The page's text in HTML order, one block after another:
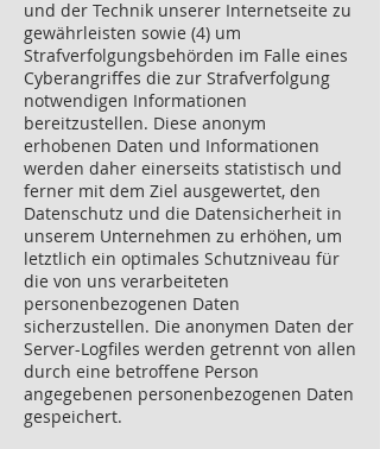
und der Technik unserer Internetseite zu
gewährleisten sowie (4) um
Strafverfolgungsbehörden im Falle eines
Cyberangriffes die zur Strafverfolgung
notwendigen Informationen
bereitzustellen. Diese anonym
erhobenen Daten und Informationen
werden daher einerseits statistisch und
ferner mit dem Ziel ausgewertet, den
Datenschutz und die Datensicherheit in
unserem Unternehmen zu erhöhen, um
letztlich ein optimales Schutzniveau für
die von uns verarbeiteten
personenbezogenen Daten
sicherzustellen. Die anonymen Daten der
Server-Logfiles werden getrennt von allen
durch eine betroffene Person
angegebenen personenbezogenen Daten
gespeichert.